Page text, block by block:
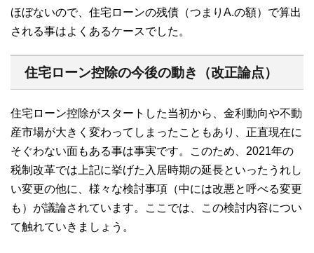
ほぼないので、住宅ローンの残債（つまりA.の額）で算出
される事はよくあるケースでした。
住宅ローン控除の今後の動き（改正論点）
住宅ローン控除がスタートした当初から、金利動向や不動
産市場が大きく変わってしまったこともあり、正直現在に
そぐわない面もある事は事実です。このため、2021年の
税制改革では上記に挙げた入居時期の延長といったうれし
い変更の他に、様々な検討事項（中には改悪と呼べる変更
も）が議論されています。ここでは、この検討内容につい
て触れていきましょう。